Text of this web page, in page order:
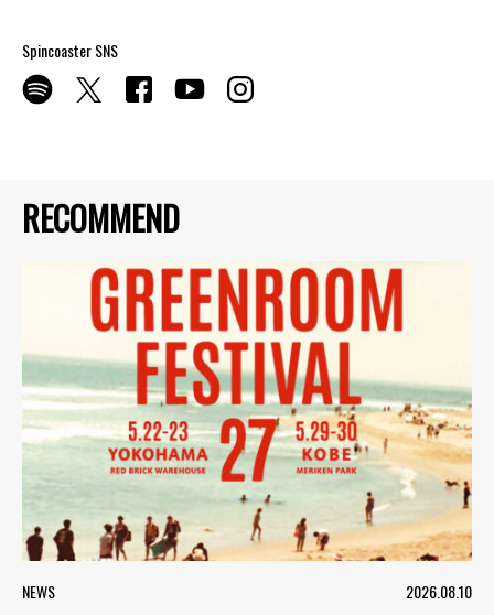
RECOMMEND
NEWS 2026.08.10
Spincoaster SNS